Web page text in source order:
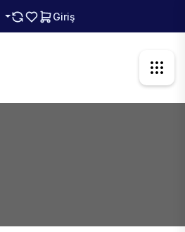
Giriş